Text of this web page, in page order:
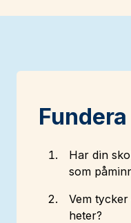
Har din
som
Vem
heter?